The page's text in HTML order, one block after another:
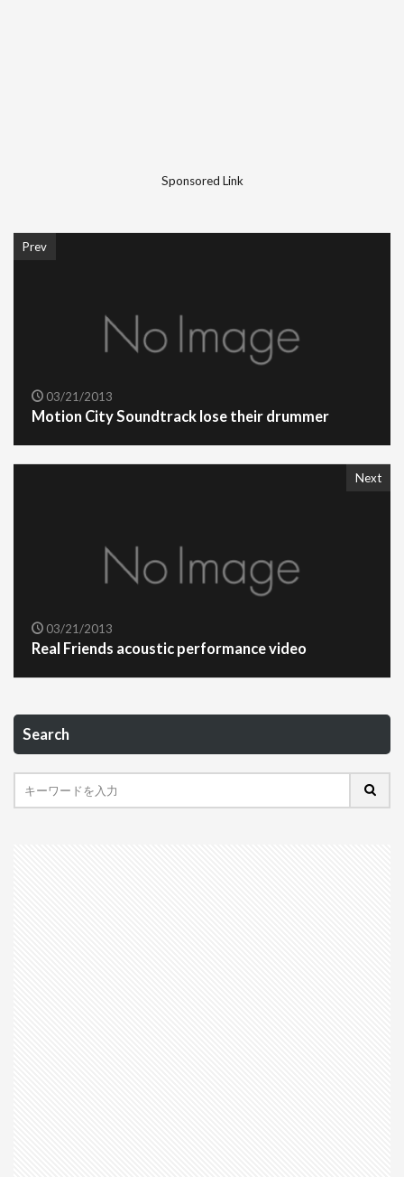
Sponsored Link
Prev
03/21/2013
Motion City Soundtrack lose their drummer
Next
03/21/2013
Real Friends acoustic performance video
Search